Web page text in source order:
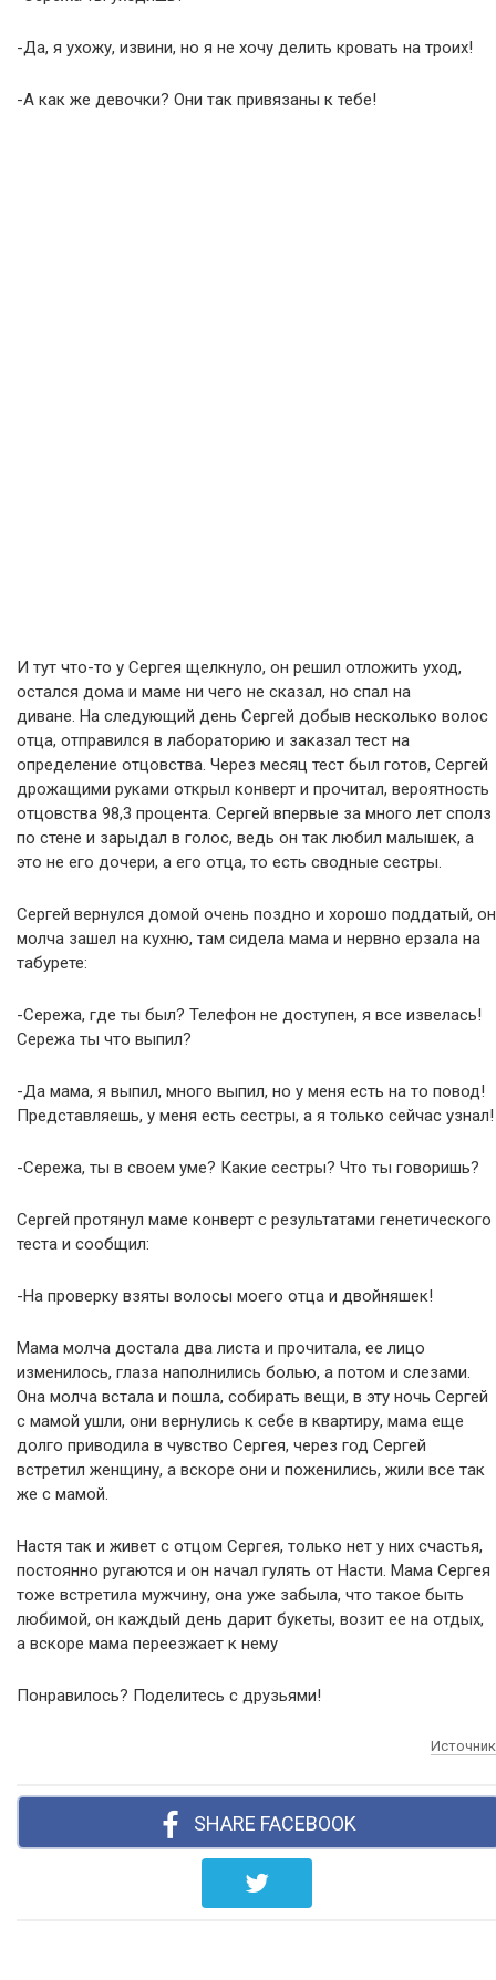
-Да, я ухожу, извини, но я не хочу делить кровать на троих!
-А как же девочки? Они так привязаны к тебе!
И тут что-то у Сергея щелкнуло, он решил отложить уход,
остался дома и маме ни чего не сказал, но спал на
диване. На следующий день Сергей добыв несколько волос
отца, отправился в лабораторию и заказал тест на
определение отцовства. Через месяц тест был готов, Сергей
дрожащими руками открыл конверт и прочитал, вероятность
отцовства 98,3 процента. Сергей впервые за много лет сполз
по стене и зарыдал в голос, ведь он так любил малышек, а
это не его дочери, а его отца, то есть сводные сестры.
Сергей вернулся домой очень поздно и хорошо поддатый, он
молча зашел на кухню, там сидела мама и нервно ерзала на
табурете:
-Сережа, где ты был? Телефон не доступен, я все извелась!
Сережа ты что выпил?
-Да мама, я выпил, много выпил, но у меня есть на то повод!
Представляешь, у меня есть сестры, а я только сейчас узнал!
-Сережа, ты в своем уме? Какие сестры? Что ты говоришь?
Сергей протянул маме конверт с результатами генетического
теста и сообщил:
-На проверку взяты волосы моего отца и двойняшек!
Мама молча достала два листа и прочитала, ее лицо
изменилось, глаза наполнились болью, а потом и слезами.
Она молча встала и пошла, собирать вещи, в эту ночь Сергей
с мамой ушли, они вернулись к себе в квартиру, мама еще
долго приводила в чувство Сергея, через год Сергей
встретил женщину, а вскоре они и поженились, жили все так
же с мамой.
Настя так и живет с отцом Сергея, только нет у них счастья,
постоянно ругаются и он начал гулять от Насти. Мама Сергея
тоже встретила мужчину, она уже забыла, что такое быть
любимой, он каждый день дарит букеты, возит ее на отдых,
а вскоре мама переезжает к нему
Понравилось? Поделитесь с друзьями!
Источник
SHARE FACEBOOK